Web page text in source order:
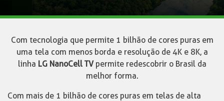
Com tecnologia que permite 1 bilhão de cores puras em
uma tela com menos borda e resolução de 4K e 8K, a
linha LG NanoCell TVpermite redescobrir o Brasil da
melhor forma.
Com mais de 1 bilhão de cores puras em telas de alta